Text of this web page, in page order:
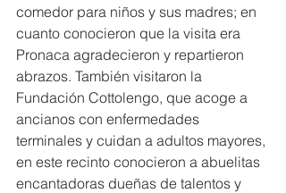
comedor para niños y sus madres; en
cuanto conocieron que la visita era
Pronaca agradecieron y repartieron
abrazos. También visitaron la
Fundación Cottolengo, que acoge a
ancianos con enfermedades
terminales y cuidan a adultos mayores,
en este recinto conocieron a abuelitas
encantadoras dueñas de talentos y